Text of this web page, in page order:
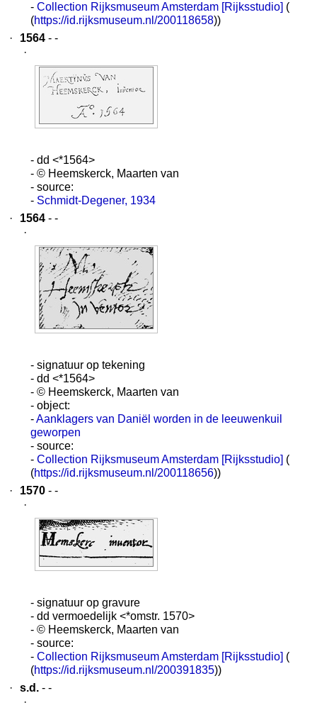
- Collection Rijksmuseum Amsterdam [Rijksstudio] (
(https://id.rijksmuseum.nl/200118658))
·
1564 - -
·
- dd <*1564>
- © Heemskerck, Maarten van
- source:
- Schmidt-Degener, 1934
·
1564 - -
·
- signatuur op tekening
- dd <*1564>
- © Heemskerck, Maarten van
- object:
-Aanklagers van Daniël worden in de leeuwenkuil
geworpen
- source:
- Collection Rijksmuseum Amsterdam [Rijksstudio] (
(https://id.rijksmuseum.nl/200118656))
·
1570 - -
·
- signatuur op gravure
- dd vermoedelijk <*omstr. 1570>
- © Heemskerck, Maarten van
- source:
- Collection Rijksmuseum Amsterdam [Rijksstudio] (
(https://id.rijksmuseum.nl/200391835))
·
s.d. - -
·